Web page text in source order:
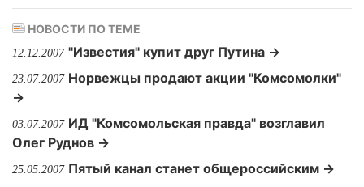
НОВОСТИ ПО ТЕМЕ
12.12.2007 "Известия" купит друг Путина →
23.07.2007 Норвежцы продают акции "Комсомолки"
→
03.07.2007 ИД "Комсомольская правда" возглавил
Олег Руднов →
25.05.2007 Пятый канал станет общероссийским →